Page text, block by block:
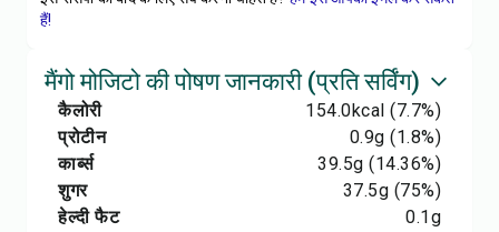
हैं!
मैंगो मोजिटो की पोषण जानकारी (प्रति सर्विंग)
कैलोरी 154.0kcal (7.7%)
प्रोटीन
0.9g (1.8%)
कार्ब्स
39.5g (14.36%)
शुगर
37.5g (75%)
हेल्दी फैट
0.1g